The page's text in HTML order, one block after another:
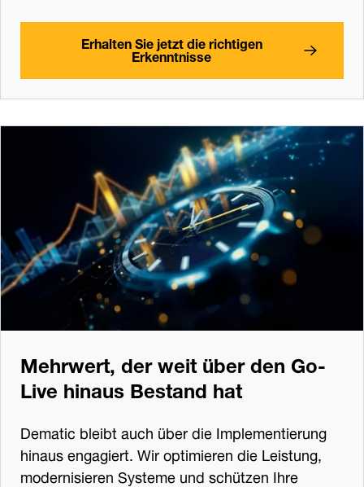
Erhalten Sie jetzt die richtigen
Erkenntnisse
Mehrwert, der weit über den Go-
Live hinaus Bestand hat
Dematic bleibt auch über die Implementierung
hinaus engagiert. Wir optimieren die Leistung,
modernisieren Systeme und schützen Ihre